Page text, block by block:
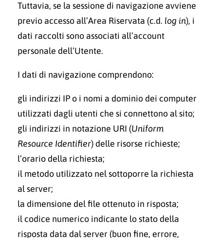
Tuttavia, se la sessione di navigazione avviene
previo accesso all’Area Riservata (c.d. log in), i
dati raccolti sono associati all’account
personale dell’Utente.
I dati di navigazione comprendono:
gli indirizzi IP o i nomi a dominio dei computer
utilizzati dagli utenti che si connettono al sito;
gli indirizzi in notazione URI (Uniform
Resource Identifier) delle risorse richieste;
l’orario della richiesta;
il metodo utilizzato nel sottoporre la richiesta
al server;
la dimensione del file ottenuto in risposta;
il codice numerico indicante lo stato della
risposta data dal server (buon fine, errore,